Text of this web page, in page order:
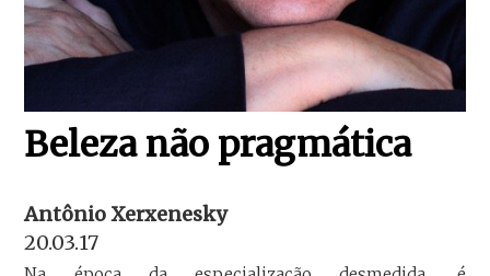
Beleza não pragmática
Antônio Xerxenesky
20.03.17